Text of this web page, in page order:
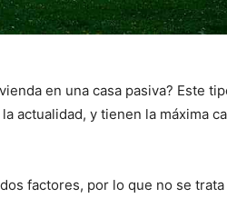
en una casa pasiva? Este
actualidad, y tienen la máxima
factores, por lo que no se trata